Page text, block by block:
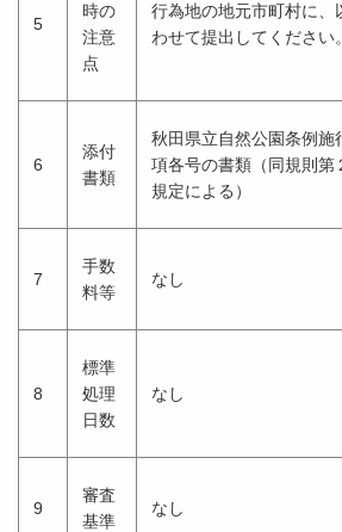
5
時の
注意
点
行為地の地元市町村に、
わせて提出してください。
6
添付
書類
秋田県立自然公園条例施
項各号の書類（同規則第
規定による）
7
手数
料等
なし
8
標準
処理
日数
なし
9
審査
基準
なし